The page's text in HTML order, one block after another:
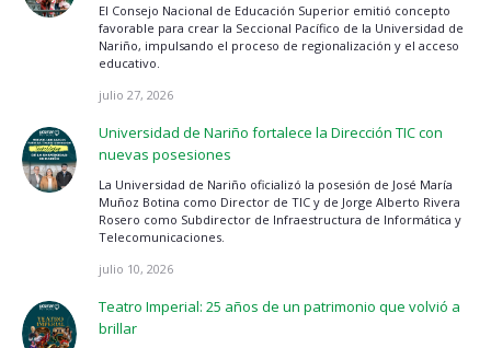
El Consejo Nacional de Educación Superior emitió concepto
favorable para crear la Seccional Pacífico de la Universidad de
Nariño, impulsando el proceso de regionalización y el acceso
educativo.
julio 27, 2026
Universidad de Nariño fortalece la Dirección TIC con
nuevas posesiones
La Universidad de Nariño oficializó la posesión de José María
Muñoz Botina como Director de TIC y de Jorge Alberto Rivera
Rosero como Subdirector de Infraestructura de Informática y
Telecomunicaciones.
julio 10, 2026
Teatro Imperial: 25 años de un patrimonio que volvió a
brillar